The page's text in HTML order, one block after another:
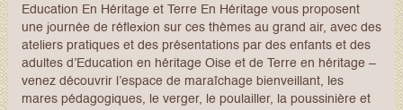
Education En Héritage et Terre En Héritage vous proposent
une journée de réflexion sur ces thèmes au grand air, avec des
ateliers pratiques et des présentations par des enfants et des
adultes d’Education en héritage Oise et de Terre en héritage –
venez découvrir l’espace de maraîchage bienveillant, les
mares pédagogiques, le verger, le poulailler, la poussinière et